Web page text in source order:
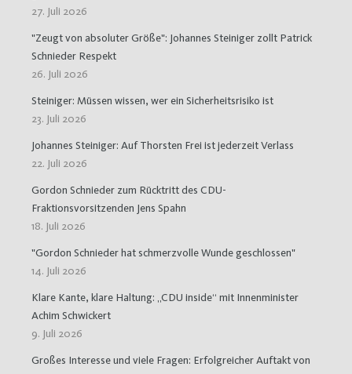
27. Juli 2026
"Zeugt von absoluter Größe": Johannes Steiniger zollt Patrick
Schnieder Respekt
26. Juli 2026
Steiniger: Müssen wissen, wer ein Sicherheitsrisiko ist
23. Juli 2026
Johannes Steiniger: Auf Thorsten Frei ist jederzeit Verlass
22. Juli 2026
Gordon Schnieder zum Rücktritt des CDU-
Fraktionsvorsitzenden Jens Spahn
18. Juli 2026
"Gordon Schnieder hat schmerzvolle Wunde geschlossen"
14. Juli 2026
Klare Kante, klare Haltung: „CDU inside“ mit Innenminister
Achim Schwickert
9. Juli 2026
Großes Interesse und viele Fragen: Erfolgreicher Auftakt von